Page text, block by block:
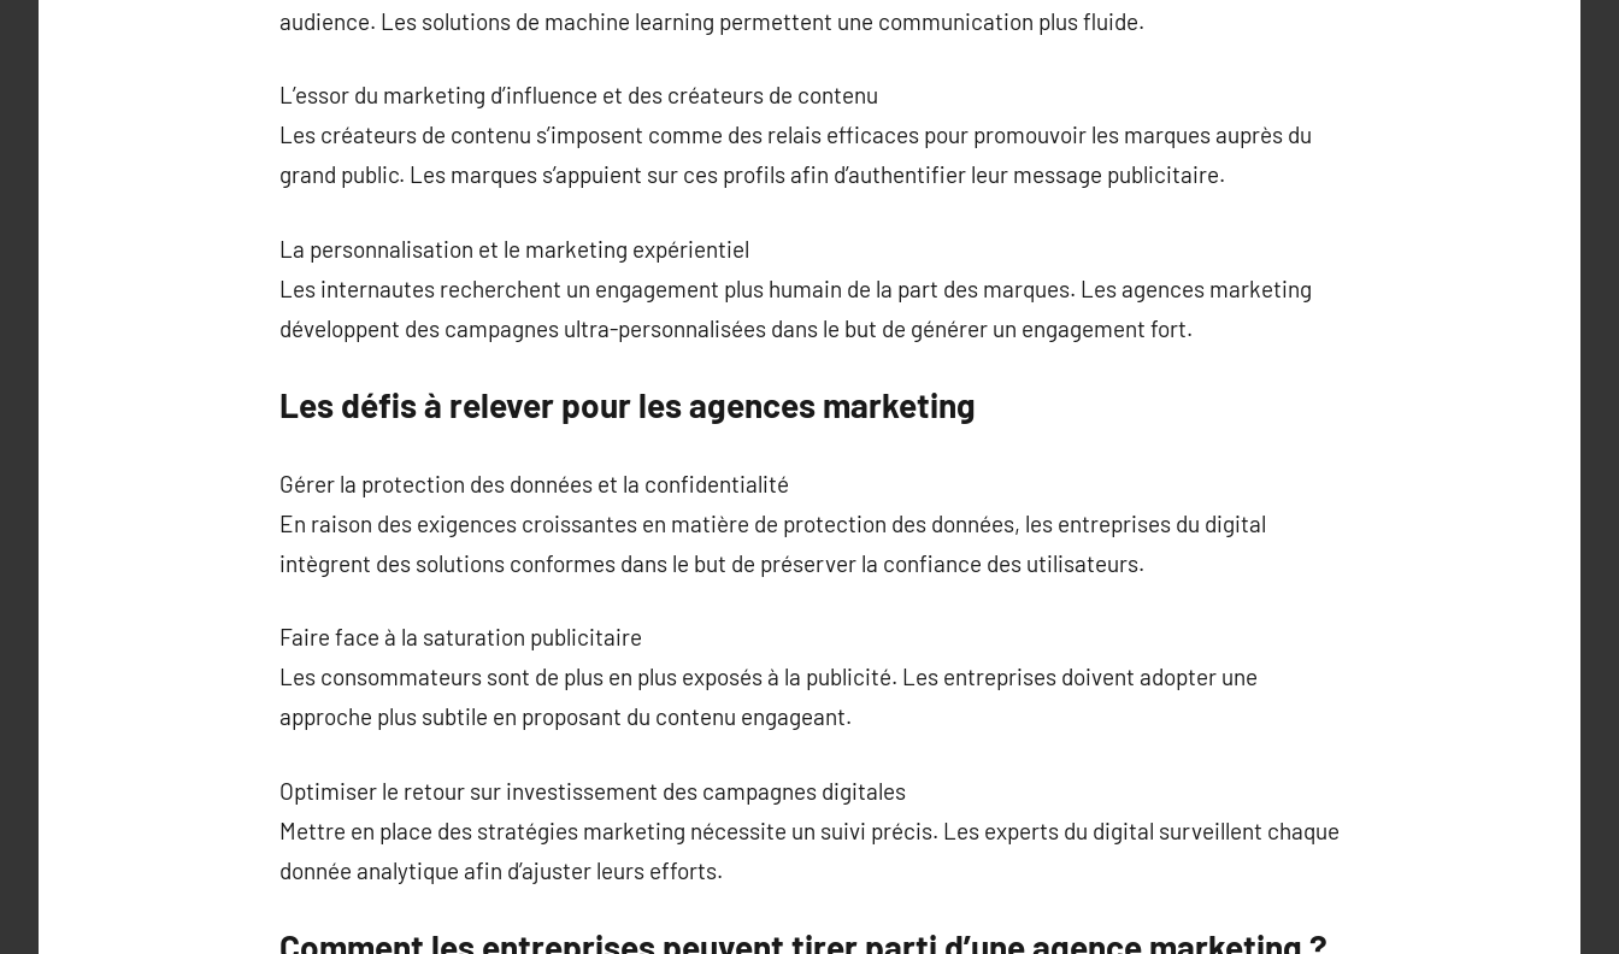
audience. Les solutions de machine learning permettent une communication plus fluide.
L’essor du marketing d’influence et des créateurs de contenu
Les créateurs de contenu s’imposent comme des relais efficaces pour promouvoir les marques auprès du
grand public. Les marques s’appuient sur ces profils afin d’authentifier leur message publicitaire.
La personnalisation et le marketing expérientiel
Les internautes recherchent un engagement plus humain de la part des marques. Les agences marketing
développent des campagnes ultra-personnalisées dans le but de générer un engagement fort.
Les défis à relever pour les agences marketing
Gérer la protection des données et la confidentialité
En raison des exigences croissantes en matière de protection des données, les entreprises du digital
intègrent des solutions conformes dans le but de préserver la confiance des utilisateurs.
Faire face à la saturation publicitaire
Les consommateurs sont de plus en plus exposés à la publicité. Les entreprises doivent adopter une
approche plus subtile en proposant du contenu engageant.
Optimiser le retour sur investissement des campagnes digitales
Mettre en place des stratégies marketing nécessite un suivi précis. Les experts du digital surveillent chaque
donnée analytique afin d’ajuster leurs efforts.